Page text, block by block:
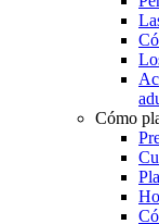
Cómo